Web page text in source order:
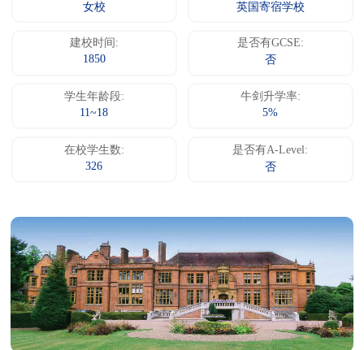
女校
英国寄宿学校
建校时间:
1850
是否有GCSE:
否
学生年龄段:
11~18
牛剑升学率:
5%
在校学生数:
326
是否有A-Level:
否